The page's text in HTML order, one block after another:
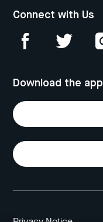
Connect with Us
Download the app